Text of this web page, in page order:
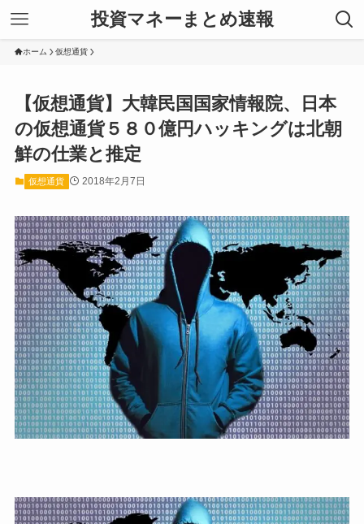
投資マネーまとめ速報
ホーム 仮想通貨
【仮想通貨】大韓民国国家情報院、日本
の仮想通貨５８０億円ハッキングは北朝
鮮の仕業と推定
仮想通貨 2018年2月7日